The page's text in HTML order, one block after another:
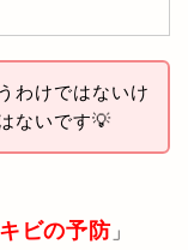
わけではないけ
ないです💡
ビの予防」